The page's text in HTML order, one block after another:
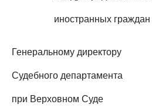
иностранных
Генеральному директору
Судебного департамента
при Верховном Суде